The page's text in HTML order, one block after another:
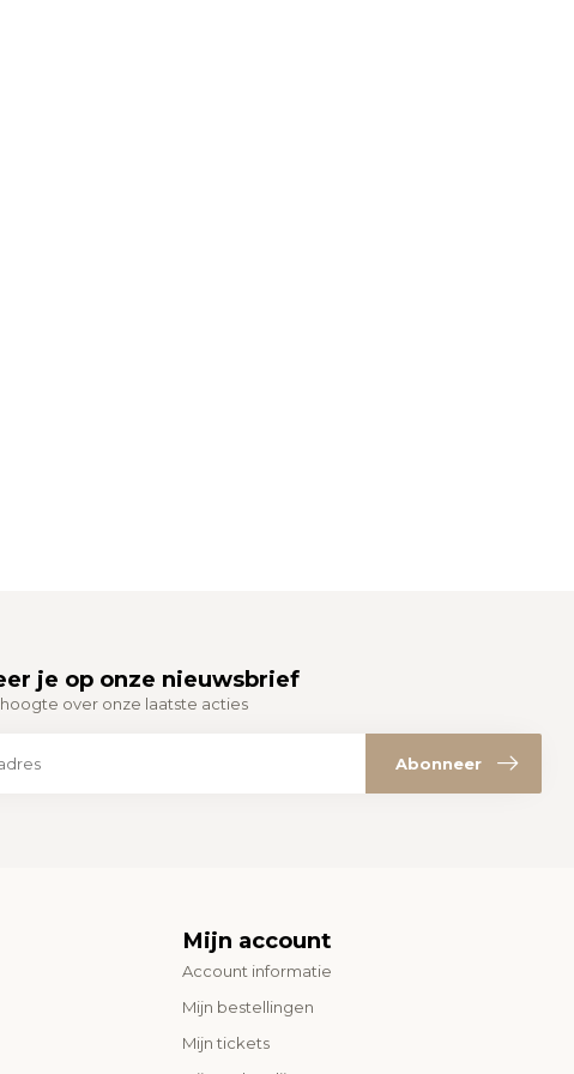
je op onze nieuwsbrief
over onze laatste acties
Abonneer
Mijn account
Account informatie
Mijn bestellingen
Mijn tickets